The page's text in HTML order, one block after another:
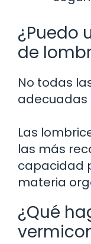
¿Puedo
de
No todas
adecuadas
Las
las más
capacidad
materia
¿Qué